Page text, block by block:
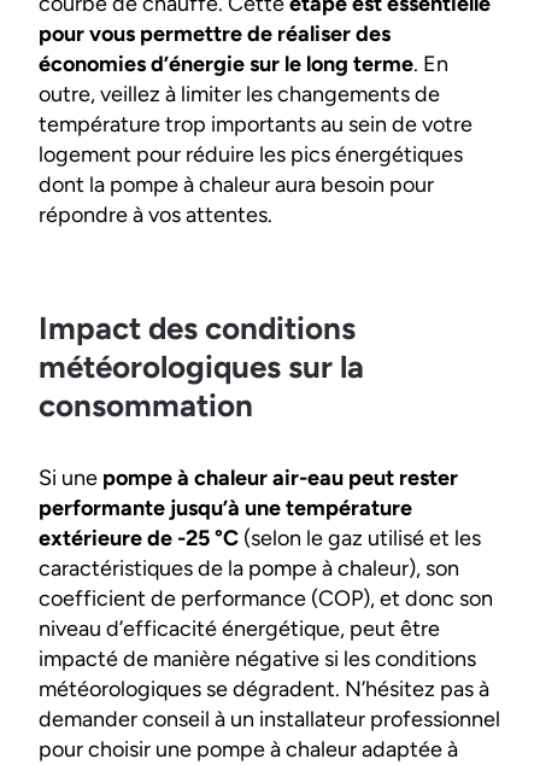
pour vous permettre de réaliser des
économies d’énergie sur le long terme. En
outre, veillez à limiter les changements de
température trop importants au sein de votre
logement pour réduire les pics énergétiques
dont la pompe à chaleur aura besoin pour
répondre à vos attentes.
Impact des conditions
météorologiques sur la
consommation
Si une pompe à chaleur air-eau peut rester
performante jusqu’à une température
extérieure de -25 °C (selon le gaz utilisé et les
caractéristiques de la pompe à chaleur), son
coefficient de performance (COP), et donc son
niveau d’efficacité énergétique, peut être
impacté de manière négative si les conditions
météorologiques se dégradent. N’hésitez pas à
demander conseil à un installateur professionnel
pour choisir une pompe à chaleur adaptée à